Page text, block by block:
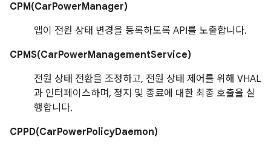
CPM(CarPowerManager)
앱이 전원 상태 변경을 등록하도록 API를 노출합니다.
CPMS(CarPowerManagementService)
전원 상태 전환을 조정하고, 전원 상태 제어를 위해 VHAL
과 인터페이스하며, 정지 및 종료에 대한 최종 호출을 실
행합니다.
CPPD(CarPowerPolicyDaemon)